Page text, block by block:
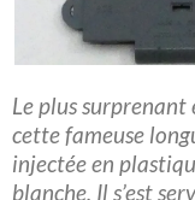
Le plus surprenant
cette fameuse
injectée en
blanche. Il s’est